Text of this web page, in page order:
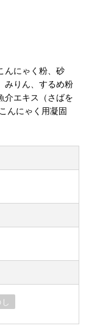
んにゃく粉、砂
みりん、するめ粉
介エキス（さばを
んにゃく用凝固